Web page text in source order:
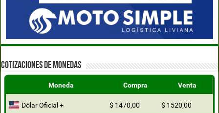
COTIZACIONES DE MONEDAS
Moneda Compra Venta
Dólar Oficial + $ 1470,00 $ 1520,00